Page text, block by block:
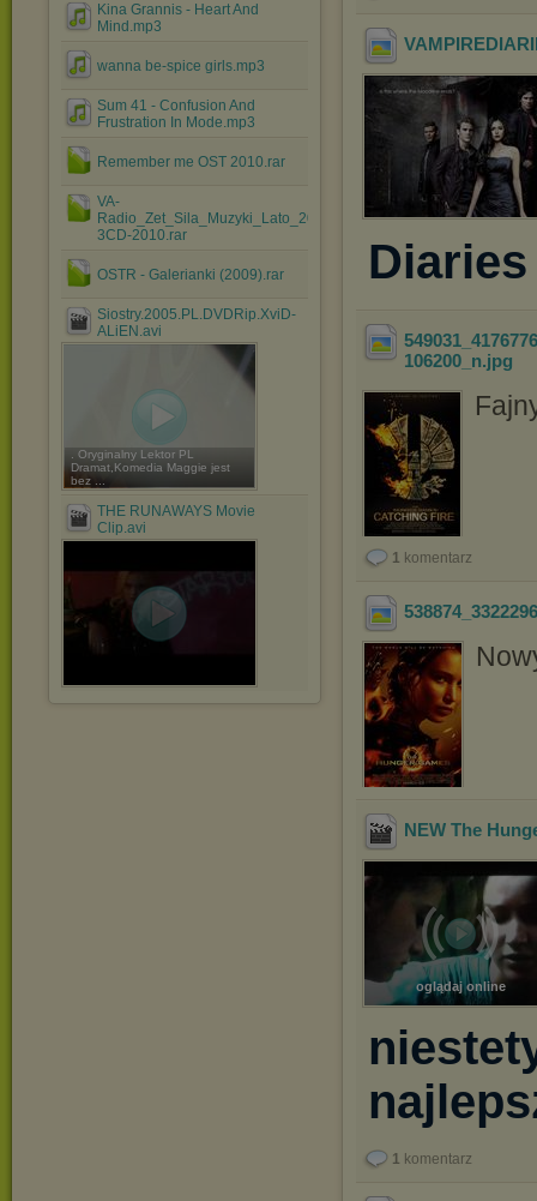
Kina Grannis - Heart And
Mind.mp3
wanna be-spice girls.mp3
Sum 41 - Confusion And
Frustration In Mode.mp3
Remember me OST 2010.rar
VA-
Radio_Zet_Sila_Muzyki_Lato_2010-
3CD-2010.rar
OSTR - Galerianki (2009).rar
Siostry.2005.PL.DVDRip.XviD-
ALiEN.avi
. Oryginalny Lektor PL
Dramat,Komedia Maggie jest
bez ...
THE RUNAWAYS Movie
Clip.avi
Diaries
106200_n.jpg
1 komentarz
NEW The
oglądaj online
1 komentarz